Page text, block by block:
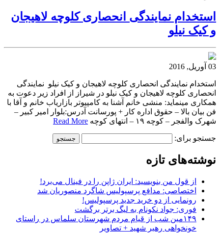
استخدام نمایندگی انحصاری کلوچه لاهیجان
و کیک نیلو
03 آوریل, 2016
استخدام نمایندگی انحصاری کلوچه لاهیجان و کیک نیلو نمایندگی
انحصاری کلوچه لاهیجان و کیک نیلو در شیراز از افراد زیر دعوت به
همکاری مینماید: منشی خانم آشنا به کامپیوتر بازاریاب خانم و آقا با
فن بیان بالا – حقوق اداره کار + پورسانت آدرس:بلوار امیر کبیر –
شهرک والفجر – کوچه ۱۹ – انتهای کوچه
Read More
جستجو برای:
نوشته‌های تازه
از قول من بنویسید: ایران ژاپن را در فینال می‌برد!
اختصاصی: مدافع پرسپولیس شاگرد منصوریان شد
رونمایی از دو خرید جدید پرسپولیس!
فوری: جواد نکونام به لیگ برتر برگشت
۱۴۹مین شب از قیام مردم شهرستان سلماس در راستای
خونخواهی رهبر شهید + تصاویر